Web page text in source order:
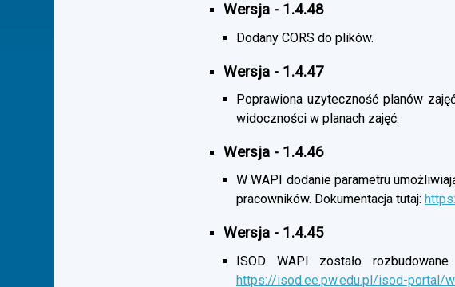
Wersja - 1.4.48
Dodany CORS do plików.
Wersja - 1.4.47
Poprawiona uzyteczność planów
widoczności w planach zajęć.
Wersja - 1.4.46
W WAPI dodanie parametru
pracowników. Dokumentacja tutaj:
Wersja - 1.4.45
ISOD WAPI zostało
https://isod.ee.pw.edu.pl/isod-portal/